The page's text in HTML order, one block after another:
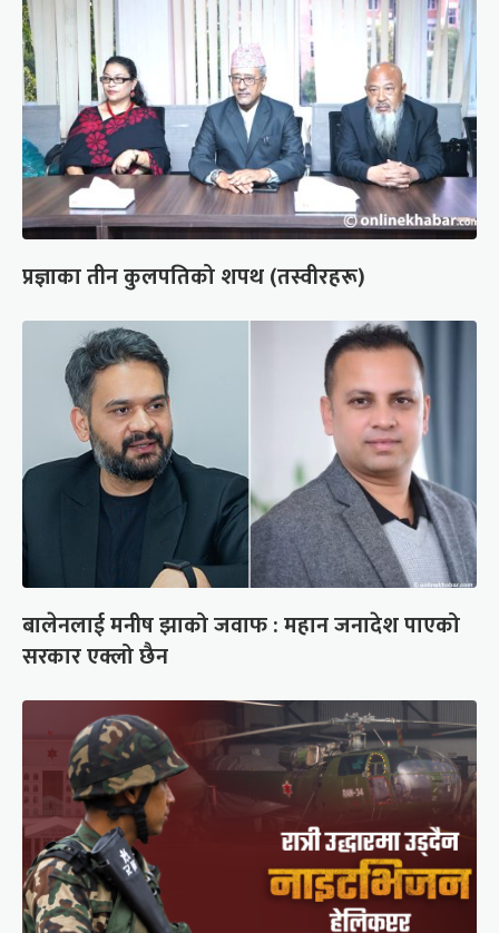
प्रज्ञाका तीन कुलपतिको शपथ (तस्वीरहरू)
बालेनलाई मनीष झाको जवाफ : महान जनादेश पाएको
सरकार एक्लो छैन